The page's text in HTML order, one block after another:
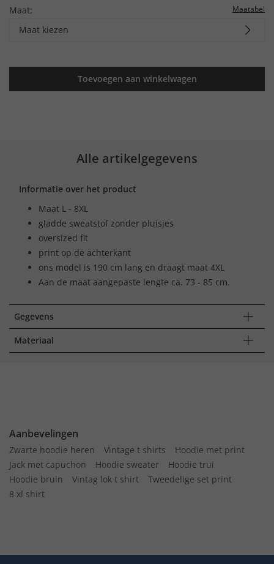
Maat: Maatabel
Maat kiezen
Toevoegen aan winkelwagen
Alle artikelgegevens
Informatie over het product
Maat L - 8XL
gladde sweatstof zonder pluisjes
oversized fit
print op de achterkant
ons model is 190 cm lang en draagt maat 4XL
Aan de maat aangepaste lengte ca. 73 - 85 cm.
Gegevens
Materiaal
Aanbevelingen
Zwarte hoodie heren Vintage t shirts
Hoodie met print
Jack met capuchon
Hoodie sweater
Hoodie trui
Hoodie bruin
Vintag lok t shirt
Tweedelige set print
8 xl shirt